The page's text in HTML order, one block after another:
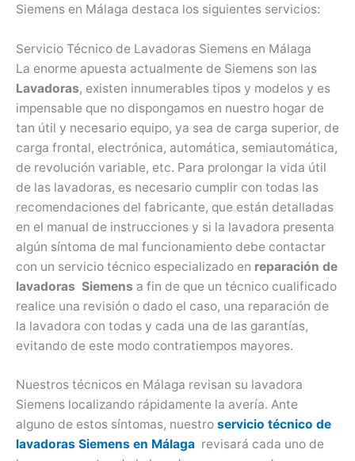
Siemens en Málaga destaca los siguientes servicios:
Servicio Técnico de Lavadoras Siemens en Málaga
La enorme apuesta actualmente de Siemens son las
Lavadoras, existen innumerables tipos y modelos y es
impensable que no dispongamos en nuestro hogar de
tan útil y necesario equipo, ya sea de carga superior, de
carga frontal, electrónica, automática, semiautomática,
de revolución variable, etc. Para prolongar la vida útil
de las lavadoras, es necesario cumplir con todas las
recomendaciones del fabricante, que están detalladas
en el manual de instrucciones y si la lavadora presenta
algún síntoma de mal funcionamiento debe contactar
con un servicio técnico especializado en reparación de
lavadoras Siemens a fin de que un técnico cualificado
realice una revisión o dado el caso, una reparación de
la lavadora con todas y cada una de las garantías,
evitando de este modo contratiempos mayores.
Nuestros técnicos en Málaga revisan su lavadora
Siemens localizando rápidamente la avería. Ante
alguno de estos síntomas, nuestro servicio técnico de
lavadoras Siemens en Málaga revisará cada uno de